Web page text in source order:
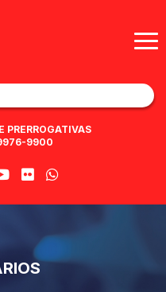
PRERROGATIVAS
9900